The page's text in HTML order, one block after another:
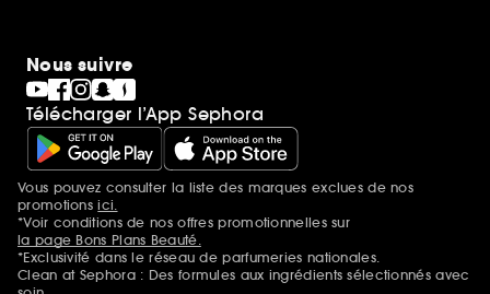
Nous suivre
Télécharger l’App Sephora
Mentions additionnelles
Vous pouvez consulter la liste des marques exclues de nos
promotionsici.
*Voir conditions de nos offres promotionnelles sur
la page Bons Plans Beauté.
*Exclusivité dans le réseau de parfumeries nationales.
Clean at Sephora : Des formules aux ingrédients sélectionnés avec